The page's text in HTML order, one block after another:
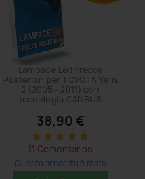
Lampade Led Frecce
Posteriori per TOYOTA Yaris
2 (2005 - 2011) con
tecnologia CANBUS
38,90 €
star star star star star
11 Comentarios
Questo prodotto è stato